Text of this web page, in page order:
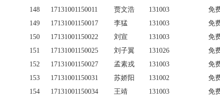
148
17131001150011 贾文浩 131003
免
149
17131001150017 李猛 131003
免
150
17131001150022 刘宣 131003
免
151
17131001150025 刘子翼 131026
免
152
17131001150027 孟素戎 131003
免
153
17131001150031 苏娇阳 131002
免
154
17131001150034 王靖 131003
免